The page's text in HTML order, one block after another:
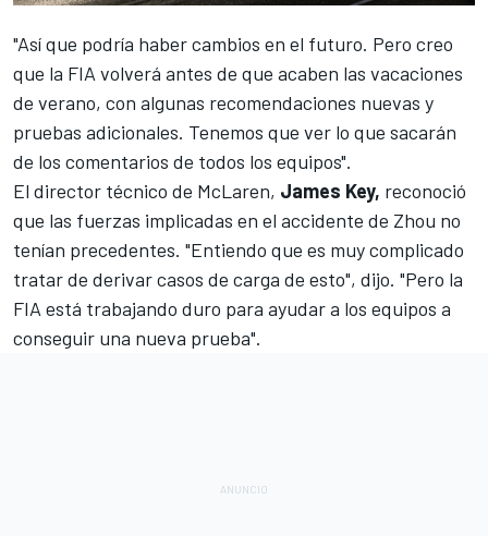
"Así que podría haber cambios en el futuro. Pero creo
que la FIA volverá antes de que acaben las vacaciones
de verano, con algunas recomendaciones nuevas y
pruebas adicionales. Tenemos que ver lo que sacarán
de los comentarios de todos los equipos".
El director técnico de McLaren, James Key, reconoció
que las fuerzas implicadas en el accidente de Zhou no
tenían precedentes. "Entiendo que es muy complicado
tratar de derivar casos de carga de esto", dijo. "Pero la
FIA está trabajando duro para ayudar a los equipos a
conseguir una nueva prueba".